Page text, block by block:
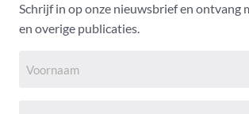
Schrijf in op onze nieuwsbrief en ontvang
en overige publicaties.